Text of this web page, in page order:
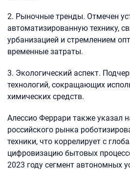
2. Рыночные тренды. Отмечен
автоматизированную технику,
урбанизацией и стремлением
временные затраты.
3. Экологический аспект.
технологий, сокращающих
химических средств.
Алессио Феррари также указал
российского рынка
техники, что коррелирует с
цифровизацию бытовых
2023 году сегмент автономных